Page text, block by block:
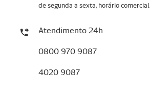
de segunda a sexta, horário comercial
Atendimento 24h
0800 970 9087
4020 9087